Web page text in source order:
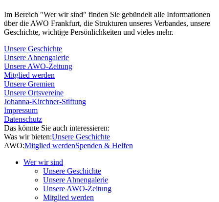
Im Bereich "Wer wir sind" finden Sie gebündelt alle Informationen
über die AWO Frankfurt, die Strukturen unseres Verbandes, unsere
Geschichte, wichtige Persönlichkeiten und vieles mehr.
Unsere Geschichte
Unsere Ahnengalerie
Unsere AWO-Zeitung
Mitglied werden
Unsere Gremien
Unsere Ortsvereine
Johanna-Kirchner-Stiftung
Impressum
Datenschutz
Das könnte Sie auch interessieren:
Was wir bieten:Unsere Geschichte
AWO:Mitglied werdenSpenden & Helfen
Wer wir sind
Unsere Geschichte
Unsere Ahnengalerie
Unsere AWO-Zeitung
Mitglied werden